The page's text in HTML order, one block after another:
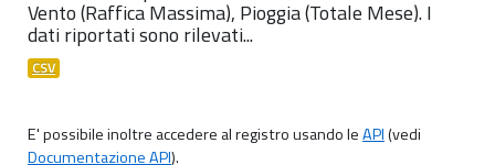
Vento (Raffica Massima), Pioggia (Totale Mese). I
dati riportati sono rilevati...
CSV
E' possibile inoltre accedere al registro usando leAPI(vedi
Documentazione API).